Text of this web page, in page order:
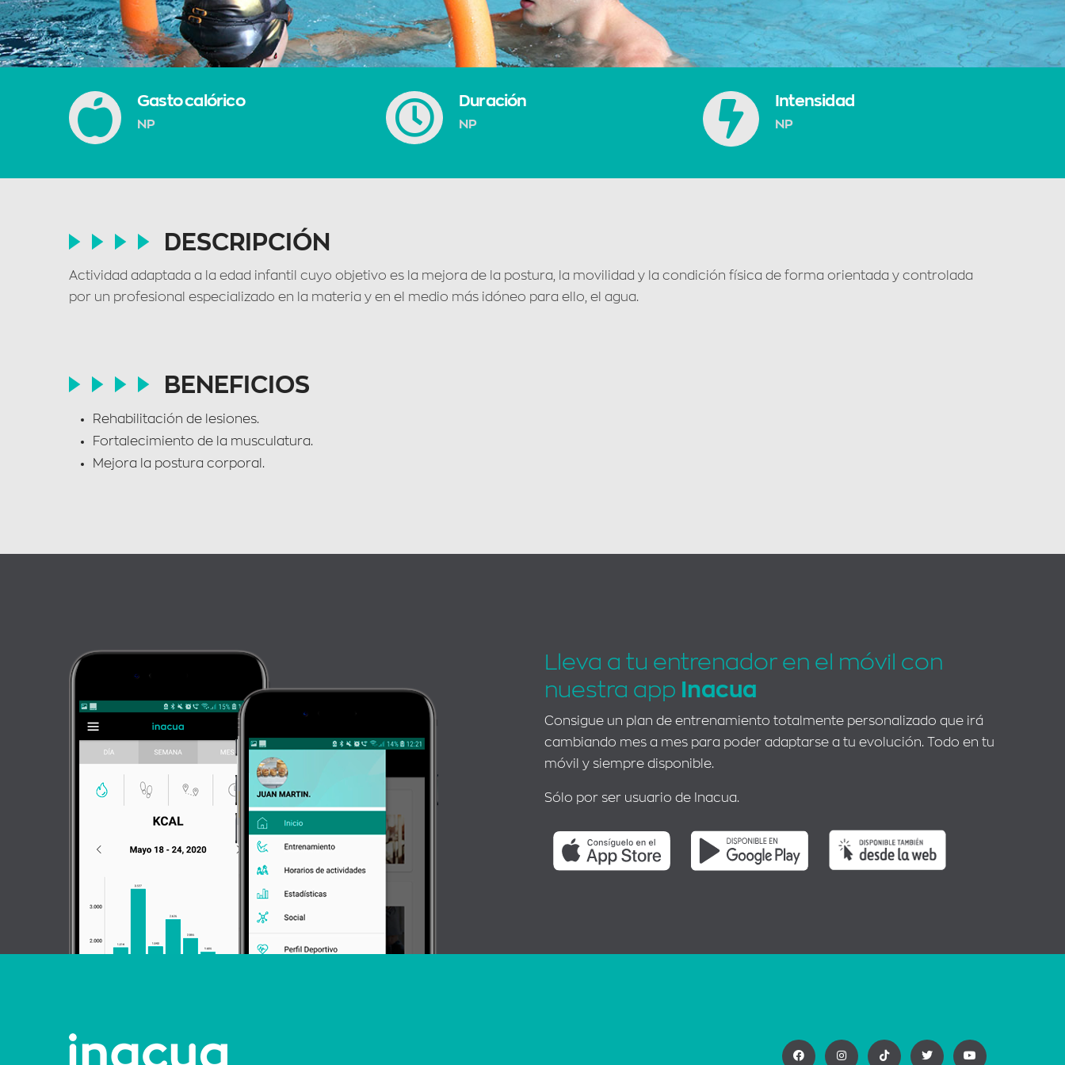
Gasto calórico
NP
Duración
NP
Intensidad
NP
DESCRIPCIÓN
Actividad adaptada a la edad infantil cuyo objetivo es la mejora de la postura, la movilidad y la condición física de forma orientada y controlada
por un profesional especializado en la materia y en el medio más idóneo para ello, el agua.
BENEFICIOS
Rehabilitación de lesiones.
Fortalecimiento de la musculatura.
Mejora la postura corporal.
Lleva a tu entrenador en el móvil con
nuestra app
Inacua
Consigue un plan de entrenamiento totalmente personalizado que irá
cambiando mes a mes para poder adaptarse a tu evolución. Todo en tu
móvil y siempre disponible.
Sólo por ser usuario de Inacua.